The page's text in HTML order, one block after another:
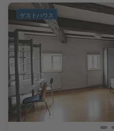
ゲストハウス